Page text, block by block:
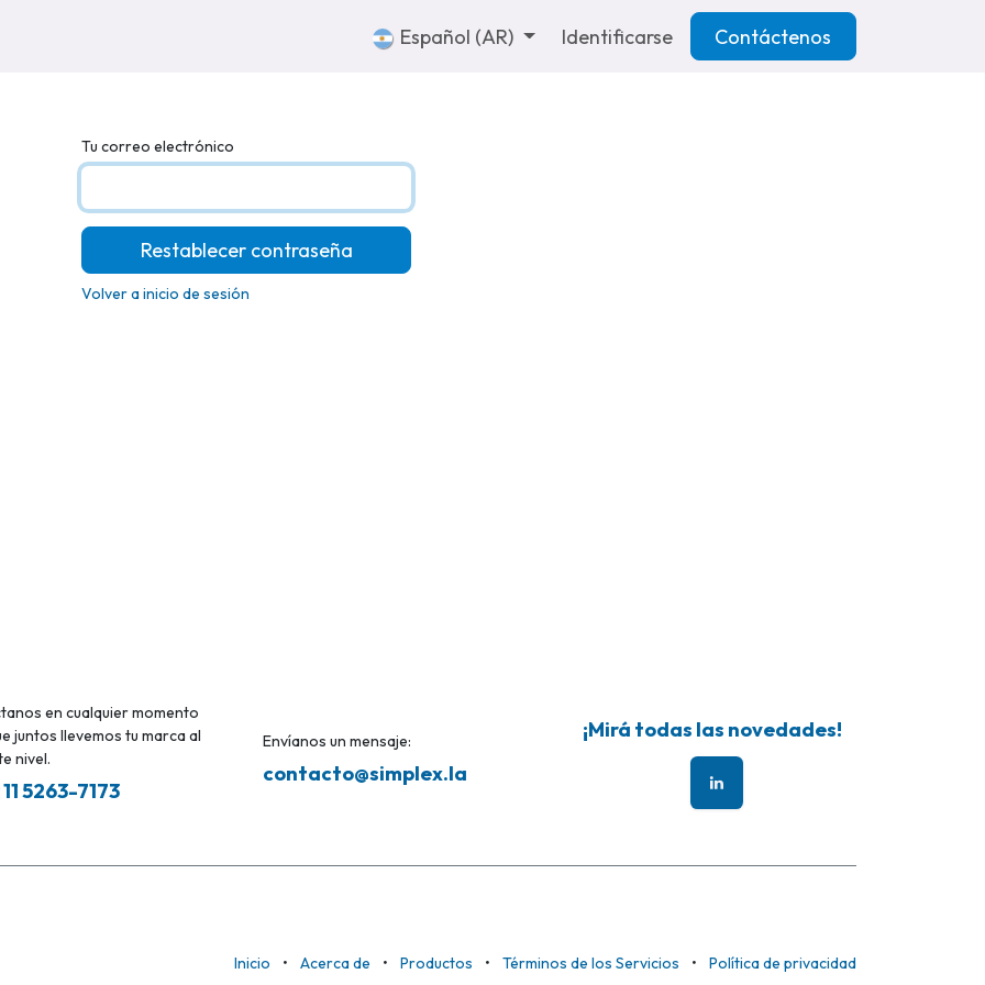
Español (AR) Identificarse Contáctenos
Tu correo electrónico
Restablecer contraseña
Volver a inicio de sesión
en cualquier momento
juntos llevemos tu marca al
nivel.
5263-7173
Envíanos un mensaje:
contacto@simplex.la
¡Mirá todas las novedades!
Inicio • Acerca de • Productos • Términos de los Servicios • Política de privacidad